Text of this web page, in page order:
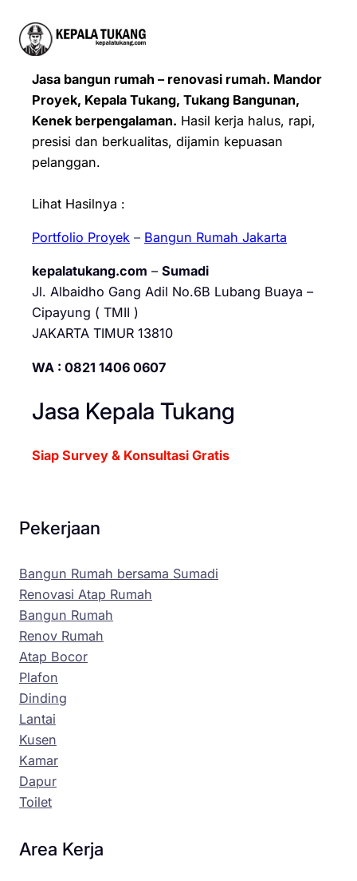
Jasa bangun rumah – renovasi rumah. Mandor
Proyek, Kepala Tukang, Tukang Bangunan,
Kenek berpengalaman. Hasil kerja halus, rapi,
presisi dan berkualitas, dijamin kepuasan
pelanggan.
Lihat Hasilnya :
Portfolio Proyek – Bangun Rumah Jakarta
kepalatukang.com – Sumadi
Jl. Albaidho Gang Adil No.6B Lubang Buaya –
Cipayung ( TMII )
JAKARTA TIMUR 13810
WA : 0821 1406 0607
Jasa Kepala Tukang
Siap Survey & Konsultasi Gratis
Pekerjaan
Bangun Rumah bersama Sumadi
Renovasi Atap Rumah
Bangun Rumah
Renov Rumah
Atap Bocor
Plafon
Dinding
Lantai
Kusen
Kamar
Dapur
Toilet
Area Kerja